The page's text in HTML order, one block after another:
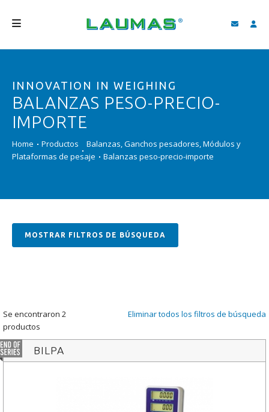
PRODUCTOS
SERVICIOS
VIDEO
BUSCAR
INNOVATION IN WEIGHING
BALANZAS PESO-PRECIO-
IMPORTE
Home Productos
Balanzas, Ganchos pesadores, Módulos y
Plataformas de pesaje
Balanzas peso-precio-importe
MOSTRAR FILTROS DE BÚSQUEDA
Se encontraron 2
productos
Eliminar todos los filtros de búsqueda
BILPA